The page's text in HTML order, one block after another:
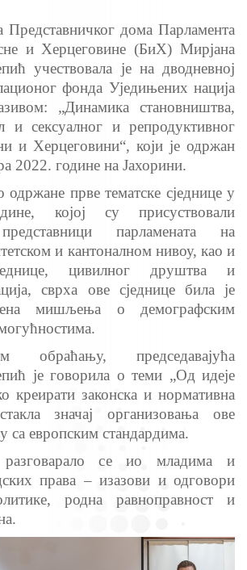
Представничког дома Парламента
и Херцеговине (БиХ) Мирјана
учествовала је на дводневној
фонда Уједињених нација
„Динамика становништва,
и сексуалног и репродуктивног
и Херцеговини“, који је одржан
2022. године на Јахорини.
прве тематске сједнице у
којој су присуствовали
парламената на
и кантоналном нивоу, као и
цивилног друштва и
сврха ове сједнице била је
мишљења о демографским
обраћању, председавајућа
је говорила о теми „Од идеје
креирати законска и нормативна
значај организовања ове
са европским стандардима.
разговарало се ио младима и
права – изазови и одговори
родна равноправност и